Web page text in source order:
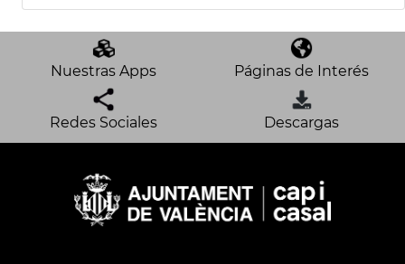
Nuestras Apps Páginas de Interés
Redes Sociales Descargas